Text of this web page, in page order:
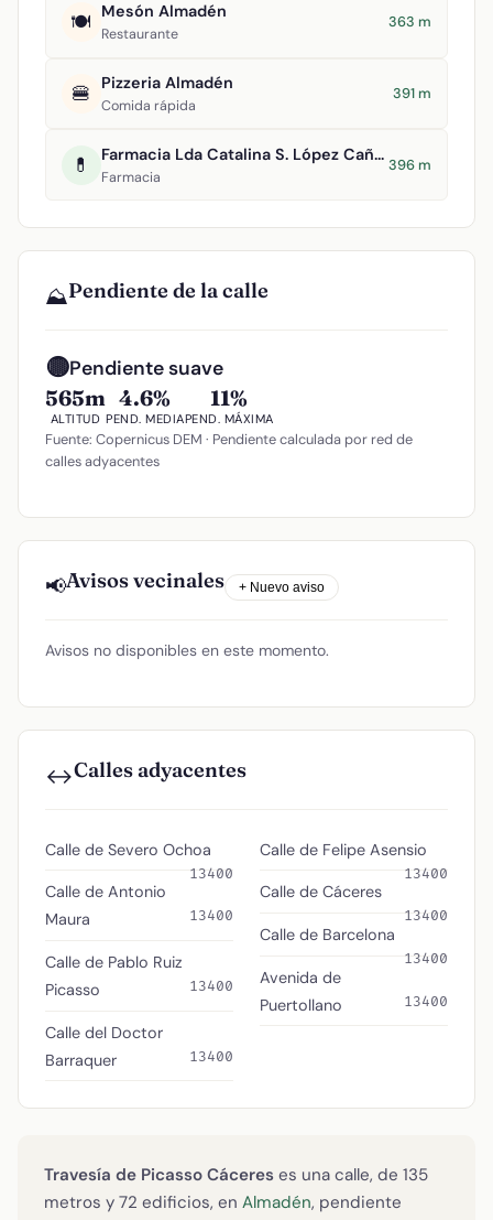
🍽️ Mesón Almadén
Restaurante
363 m
🍔 Pizzeria Almadén
Comida rápida
391 m
💊 Farmacia Lda Catalina S. López Cañuelo
Farmacia
396 m
⛰️Pendiente de la calle
🟡Pendiente suave
565m
ALTITUD
4.6%
PEND. MEDIA
11%
PEND. MÁXIMA
Fuente: Copernicus DEM · Pendiente calculada por red de
calles adyacentes
📢Avisos vecinales + Nuevo aviso
Avisos no disponibles en este momento.
↔️Calles adyacentes
Calle de Severo Ochoa
13400
Calle de Antonio
Maura
13400
Calle de Pablo Ruiz
Picasso
13400
Calle del Doctor
Barraquer
13400
Calle de Felipe Asensio
13400
Calle de Cáceres
13400
Calle de Barcelona
13400
Avenida de
Puertollano
13400
Travesía de Picasso Cáceres es una calle, de 135
metros y 72 edificios, en Almadén, pendiente